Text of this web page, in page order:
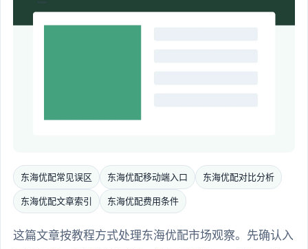
东海优配常见误区 东海优配移动端入口 东海优配对比分析
东海优配文章索引 东海优配费用条件
这篇文章按教程方式处理东海优配市场观察。先确认入